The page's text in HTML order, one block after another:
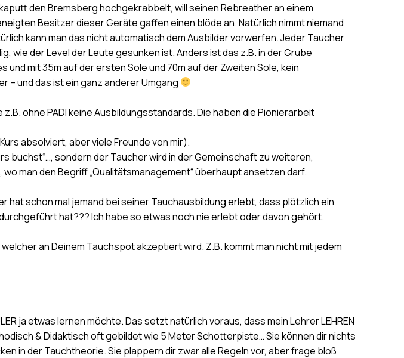
den Bremsberg hochgekrabbelt, will seinen Rebreather an einem
Besitzer dieser Geräte gaffen einen blöde an. Natürlich nimmt niemand
kann man das nicht automatisch dem Ausbilder vorwerfen. Jeder Taucher
wie der Level der Leute gesunken ist. Anders ist das z.B. in der Grube
mit 35m auf der ersten Sole und 70m auf der Zweiten Sole, kein
– und das ist ein ganz anderer Umgang
ohne PADI keine Ausbildungsstandards. Die haben die Pionierarbeit
absolviert, aber viele Freunde von mir).
buchst“…, sondern der Taucher wird in der Gemeinschaft zu weiteren,
man den Begriff „Qualitätsmanagement“ überhaupt ansetzen darf.
hat schon mal jemand bei seiner Tauchausbildung erlebt, dass plötzlich ein
hat??? Ich habe so etwas noch nie erlebt oder davon gehört.
an Deinem Tauchspot akzeptiert wird. Z.B. kommt man nicht mit jedem
ja etwas lernen möchte. Das setzt natürlich voraus, dass mein Lehrer LEHREN
& Didaktisch oft gebildet wie 5 Meter Schotterpiste… Sie können dir nichts
in der Tauchtheorie. Sie plappern dir zwar alle Regeln vor, aber frage bloß